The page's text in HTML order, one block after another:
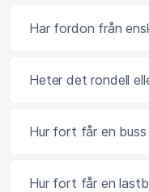
Har fordon från
Heter det rondell
Hur fort får en buss
Hur fort får en